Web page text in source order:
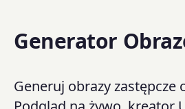
Generator
Generuj obrazy